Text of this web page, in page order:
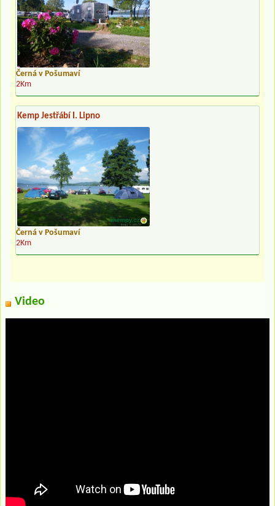
Černá v Pošumaví
2Km
Kemp Jestřábí I. Lipno
Černá v Pošumaví
2Km
Video